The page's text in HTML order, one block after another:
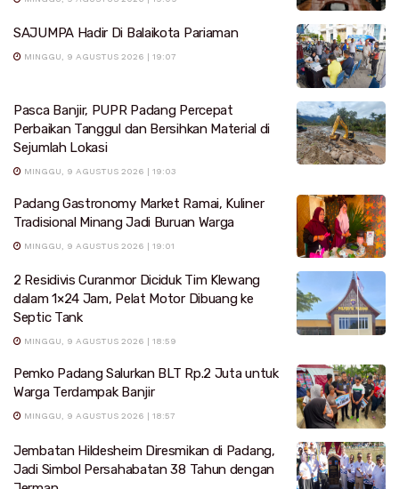
SAJUMPA Hadir Di Balaikota Pariaman
MINGGU, 9 AGUSTUS 2026 | 19:07
Pasca Banjir, PUPR Padang Percepat
Perbaikan Tanggul dan Bersihkan Material di
Sejumlah Lokasi
MINGGU, 9 AGUSTUS 2026 | 19:03
Padang Gastronomy Market Ramai, Kuliner
Tradisional Minang Jadi Buruan Warga
MINGGU, 9 AGUSTUS 2026 | 19:01
2 Residivis Curanmor Diciduk Tim Klewang
dalam 1×24 Jam, Pelat Motor Dibuang ke
Septic Tank
MINGGU, 9 AGUSTUS 2026 | 18:59
Pemko Padang Salurkan BLT Rp.2 Juta untuk
Warga Terdampak Banjir
MINGGU, 9 AGUSTUS 2026 | 18:57
Jembatan Hildesheim Diresmikan di Padang,
Jadi Simbol Persahabatan 38 Tahun dengan